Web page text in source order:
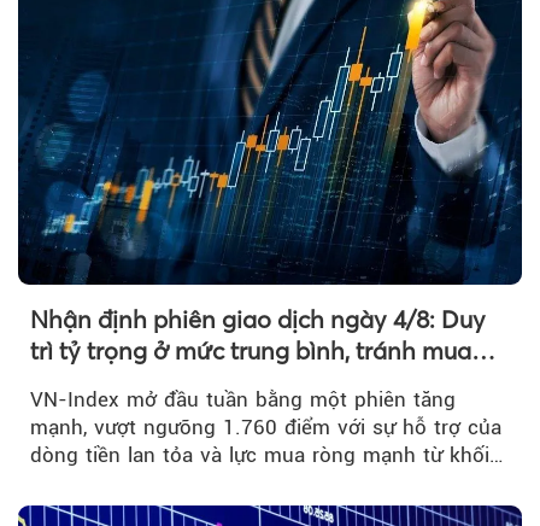
Nhận định phiên giao dịch ngày 4/8: Duy
trì tỷ trọng ở mức trung bình, tránh mua
VN-Index mở đầu tuần bằng một phiên tăng
mạnh, vượt ngưỡng 1.760 điểm với sự hỗ trợ của
dòng tiền lan tỏa và lực mua ròng mạnh từ khối